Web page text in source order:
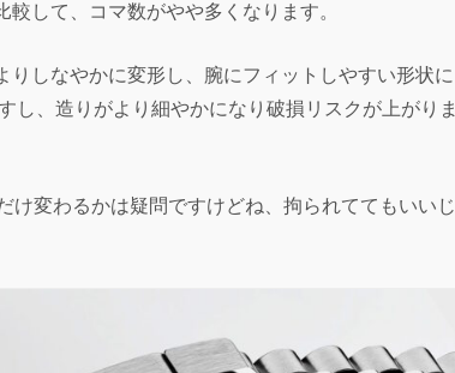
して、コマ数がやや多くなります。
しなやかに変形し、腕にフィットしやすい形状に
し、造りがより細やかになり破損リスクが上がりま
け変わるかは疑問ですけどね、拘られててもいいじ